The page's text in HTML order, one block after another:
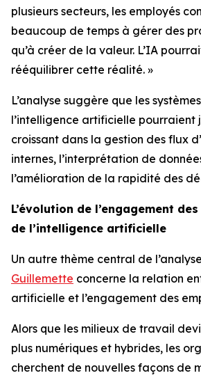
plusieurs secteurs, les employés
beaucoup de temps à gérer des
qu’à créer de la valeur. L’IA
rééquilibrer cette réalité. »
L’analyse suggère que les
l’intelligence artificielle pourraient
croissant dans la gestion des flux
internes, l’interprétation de
l’amélioration de la rapidité des
L’évolution de l’engagement
de l’intelligence artificielle
Un autre thème central de
Guillemette concerne la relation
artificielle et l’engagement des
Alors que les milieux de travail
plus numériques et hybrides, les
cherchent de nouvelles façons de